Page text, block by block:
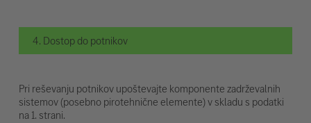
4. Dostop do potnikov
Pri reševanju potnikov upoštevajte komponente zadrževalnih
sistemov (posebno pirotehnične elemente) v skladu s podatki
na 1. strani.